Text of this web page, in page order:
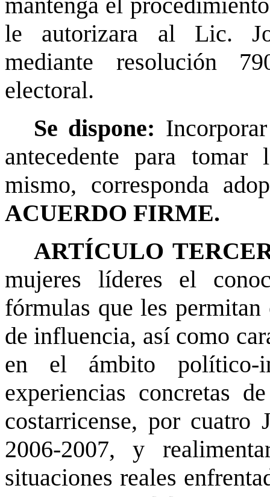
mantenga el
le autorizara al Lic.
mediante resolución
electoral.
Se dispone:
antecedente para
mismo, corresponda
ACUERDO FIRME.
ARTÍCULO
mujeres líderes el
fórmulas que les
de influencia, así como
en el ámbito político-
experiencias concretas
costarricense, por cuatro
2006-2007, y
situaciones reales